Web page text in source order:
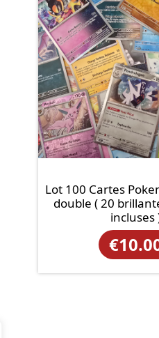
Lot 100 Cartes
double ( 20
incluses
€